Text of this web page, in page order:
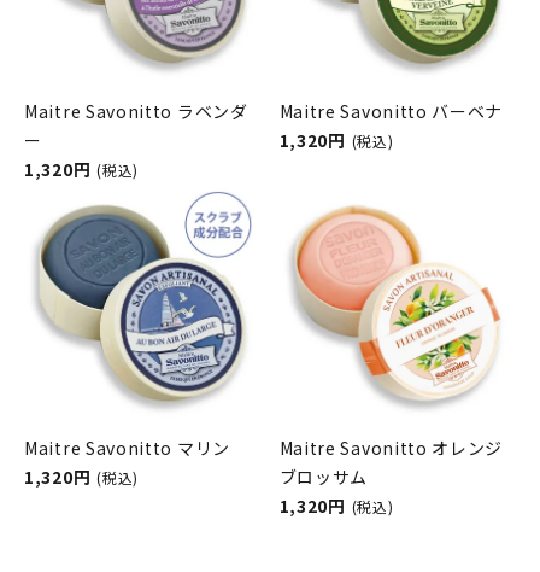
Maitre Savonitto ラベンダ
ー
1,320円 (税込)
Maitre Savonitto バーベナ
1,320円 (税込)
Maitre Savonitto マリン
1,320円 (税込)
Maitre Savonitto オレンジ
ブロッサム
1,320円 (税込)